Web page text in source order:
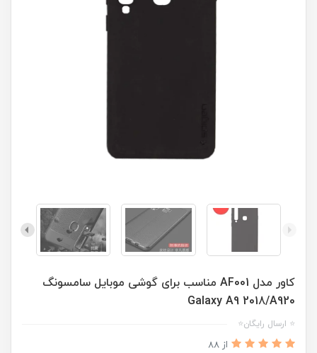
کاور مدل AF001 مناسب برای گوشی موبایل سامسونگ
Galaxy A9 2018/A920
⭐ ارسال رایگان⭐
از 88